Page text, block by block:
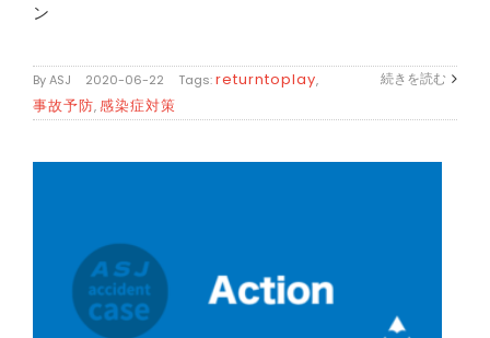
ン
ByASJ 2020-06-22 Tags:returntoplay,
事故予防,感染症対策
続きを読む